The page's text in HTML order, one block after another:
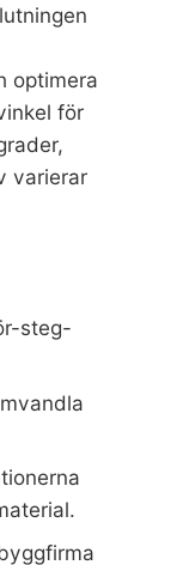
optimera
för
varierar
steg-